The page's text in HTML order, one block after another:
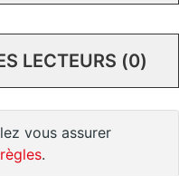
LECTEURS (0)
vous assurer
.